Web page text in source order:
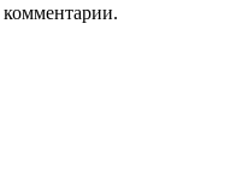
комментарии.